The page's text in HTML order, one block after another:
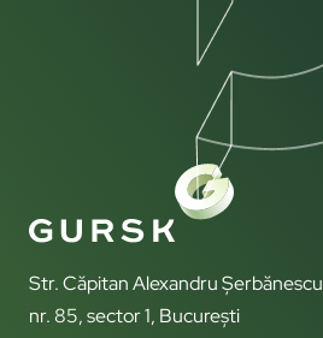
Str. Căpitan Alexandru Șerbănescu
nr. 85, sector 1, București